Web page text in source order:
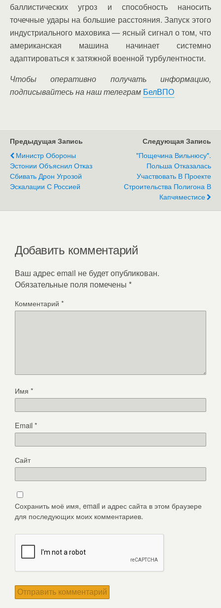
баллистических угроз и способность наносить
точечные удары на большие расстояния. Запуск этого
индустриального маховика — ясный сигнал о том, что
американская машина начинает системно
адаптироваться к затяжной военной турбулентности.
Чтобы оперативно получать информацию,
подписывайтесь на наш телеграм БелВПО
Предыдущая Запись
Министр Обороны
Эстонии Объяснил Отказ
Сбивать Дрон Угрозой
Эскалации С Россией
Следующая Запись
"Пощечина Вильнюсу".
Польша Отказалась
Участвовать В Проекте
Строительства Полигона В
Капчяместисе
Добавить комментарий
Ваш адрес email не будет опубликован.
Обязательные поля помечены *
Комментарий *
Имя *
Email*
Сайт
Сохранить моё имя, email и адрес сайта в этом браузере
для последующих моих комментариев.